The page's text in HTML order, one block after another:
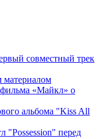
совместный трек
материалом
«Майкл» о
альбома "Kiss All
"Possession" перед